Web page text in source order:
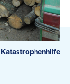
Katastrophenhilfe